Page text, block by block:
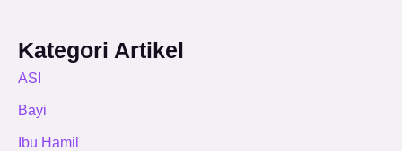
Kategori Artikel
ASI
Bayi
Ibu Hamil